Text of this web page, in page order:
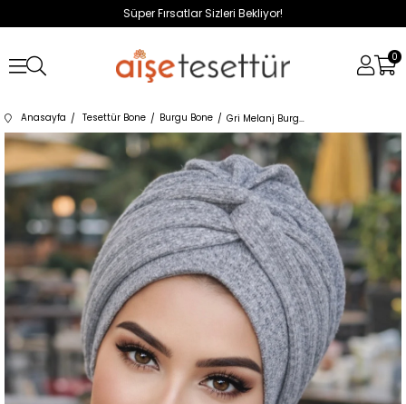
Süper Fırsatlar Sizleri Bekliyor!
0
Anasayfa Tesettür Bone Burgu Bone Gri Melanj Burgu Detaylı Bone